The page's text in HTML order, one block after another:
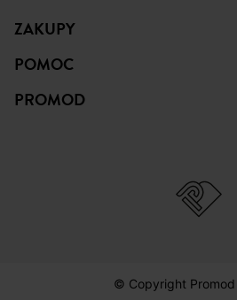
ZAKUPY
POMOC
PROMOD
© Copyright